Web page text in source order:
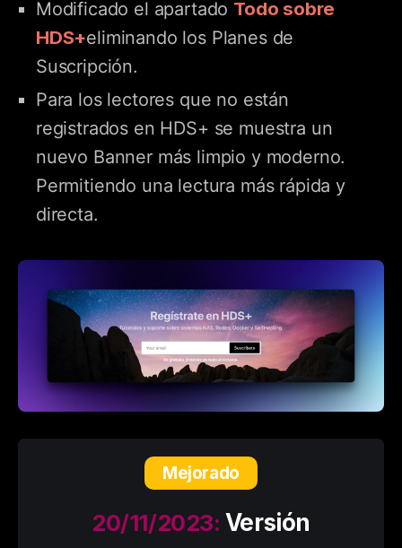
Modificado el apartado Todo sobre
HDS+eliminando los Planes de
Suscripción.
Para los lectores que no están
registrados en HDS+ se muestra un
nuevo Banner más limpio y moderno.
Permitiendo una lectura más rápida y
directa.
Mejorado
20/11/2023: Versión